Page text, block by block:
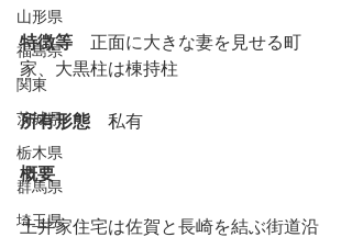
山形県
福島県
関東
茨城県
栃木県
群馬県
埼玉県
特徴等 正面に大きな妻を見せる町
家、大黒柱は棟持柱
所有形態 私有
概要
土井家住宅は佐賀と長崎を結ぶ街道沿